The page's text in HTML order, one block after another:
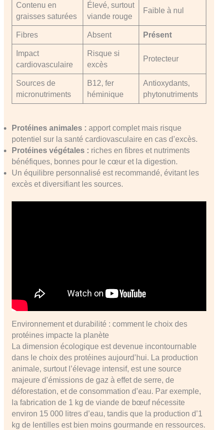
Contenu en
graisses saturées
Élevé, surtout
viande rouge
Faible à nul
Fibres Absent Présent
Impact
cardiovasculaire
Risque si
excès
Protecteur
Sources de
micronutriments
B12, fer
héminique
Antioxydants,
phytonutriments
Protéines animales : apport complet mais risque
potentiel sur la santé cardiovasculaire en cas d’excès.
Protéines végétales : riches en fibres et nutriments
bénéfiques, bonnes pour le cœur et la digestion.
Un équilibre personnalisé est recommandé, évitant les
excès et diversifiant les sources.
Environnement et durabilité : comment le choix des
protéines impacte la planète
La dimension écologique est devenue incontournable
dans le choix des protéines aujourd’hui. La production
animale, surtout l’élevage intensif, est une source
majeure d’émissions de gaz à effet de serre, de
déforestation, et de consommation d’eau. Par exemple,
la fabrication de 1 kg de viande de bœuf nécessite
environ 15 000 litres d’eau, tandis que la production d’1
kg de lentilles est bien moins gourmande en ressources.